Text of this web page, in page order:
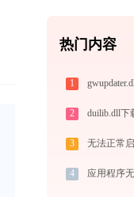
热门内容
1
2
3 无法正常
4 应用程序